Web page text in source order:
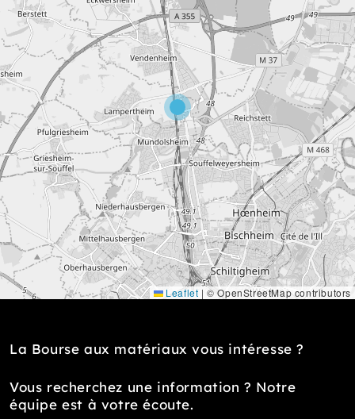
Leaflet | © OpenStreetMap contributors
La Bourse aux matériaux vous intéresse ?
Vous recherchez une information ? Notre
équipe est à votre écoute.